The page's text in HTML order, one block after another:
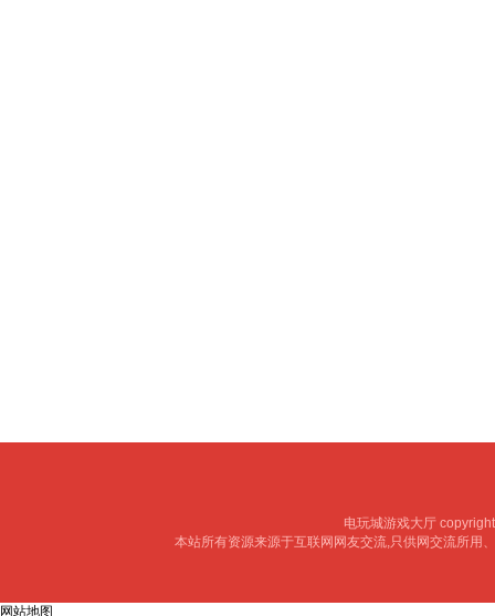
电玩城游戏大厅
本站所有资源来源于互联网网友交流,只供网交流所用
网站地图